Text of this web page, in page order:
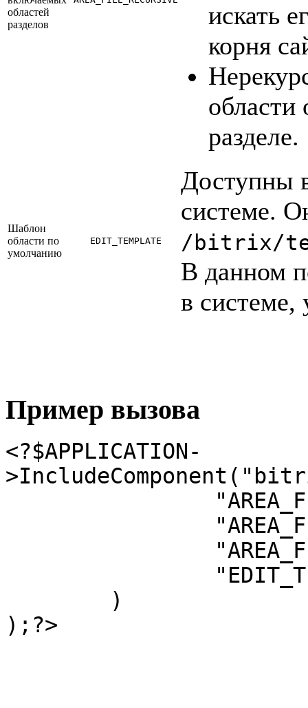
областей
разделов
искать
корня
области
разделе.
Шаблон
области по
умолчанию
EDIT_TEMPLATE
Доступны
системе.
/bitrix/
В данном
в системе,
Пример вызова
<?$APPLICATION-